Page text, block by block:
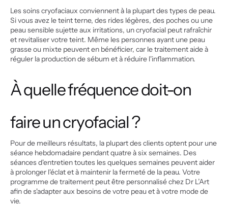
Les soins cryofaciaux conviennent à la plupart des types de peau.
Si vous avez le teint terne, des rides légères, des poches ou une
peau sensible sujette aux irritations, un cryofacial peut rafraîchir
et revitaliser votre teint. Même les personnes ayant une peau
grasse ou mixte peuvent en bénéficier, car le traitement aide à
réguler la production de sébum et à réduire l'inflammation.
À quelle fréquence doit-on
faire un cryofacial ?
Pour de meilleurs résultats, la plupart des clients optent pour une
séance hebdomadaire pendant quatre à six semaines. Des
séances d'entretien toutes les quelques semaines peuvent aider
à prolonger l'éclat et à maintenir la fermeté de la peau. Votre
programme de traitement peut être personnalisé chez Dr L’Art
afin de s'adapter aux besoins de votre peau et à votre mode de
vie.